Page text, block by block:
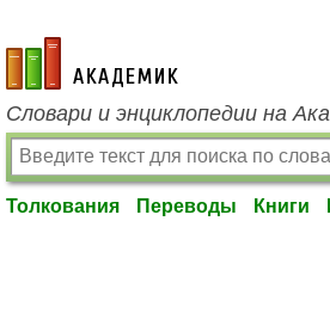
academic.ru
Словари и энциклопедии на
Толкования Переводы Книги